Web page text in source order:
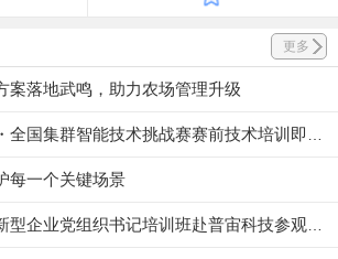
更多
案落地武鸣，助力农场管理升级
参赛必看｜卓翼杯・全国集群智能技术挑战赛赛前技术培训即将开启！
每一个关键场景
东湖高新区科技创新型企业党组织书记培训班赴普宙科技参观调研